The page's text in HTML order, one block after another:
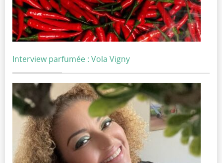
Interview parfumée : Vola Vigny